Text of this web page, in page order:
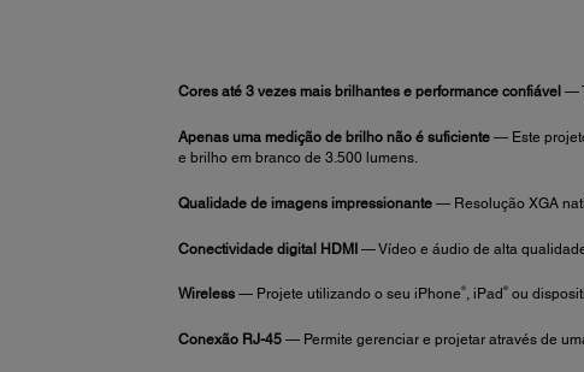
Cores até 3 vezes mais brilhantes e performance confiável —
Apenas uma medição de brilho não é suficiente— Este
e brilho em branco de 3.500 lumens.
Qualidade de imagens impressionante— Resolução XGA
Conectividade digital HDMI— Vídeo e áudio de alta
Wireless— Projete utilizando o seu iPhone ®, iPad ®ou
Conexão RJ-45— Permite gerenciar e projetar através de